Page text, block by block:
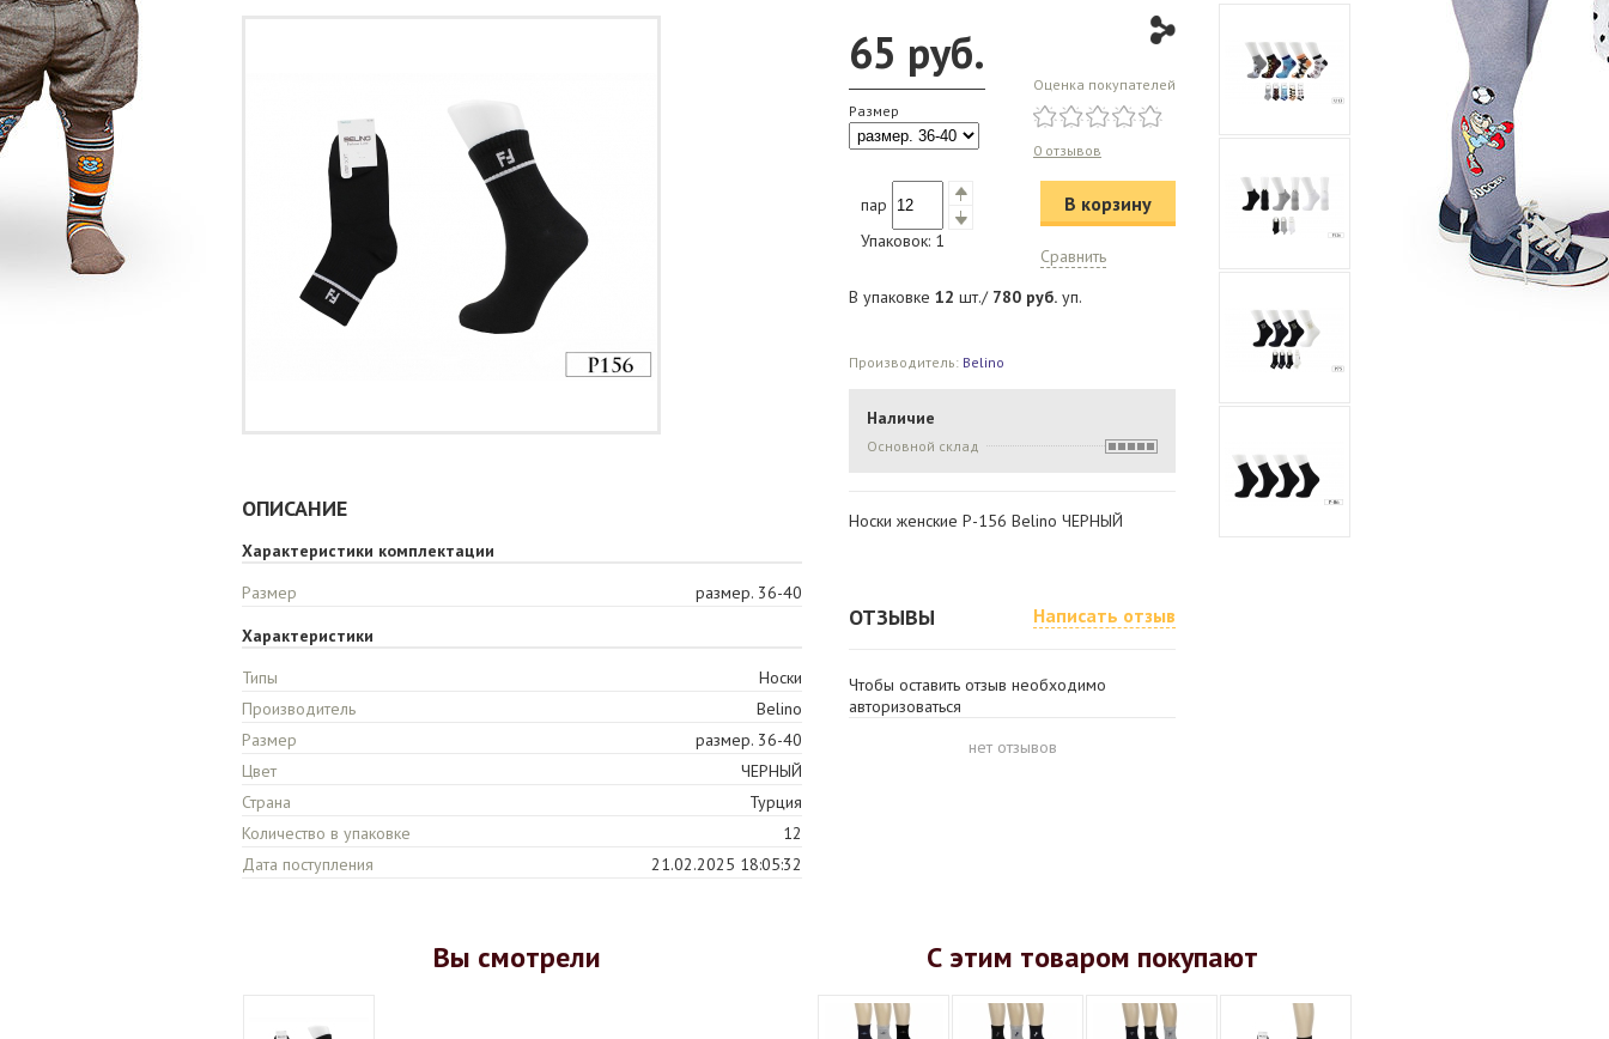
65 руб.
Размер
Оценка покупателей
0 отзывов
пар
Упаковок: 1
В корзину
Сравнить
В упаковке 12 шт./ 780 руб. уп.
Производитель: Belino
Наличие
Основной склад
Носки женские P-156 Belino ЧЕРНЫЙ
ОПИСАНИЕ
Характеристики комплектации
Размер
размер. 36-40
Характеристики
Типы
Носки
Производитель
Belino
Размер
размер. 36-40
Цвет
ЧЕРНЫЙ
Страна
Турция
Количество в упаковке
12
Дата поступления
21.02.2025 18:05:32
ОТЗЫВЫ Написать отзыв
Чтобы оставить отзыв необходимо
авторизоваться
нет отзывов
Вы смотрели С этим товаром покупают